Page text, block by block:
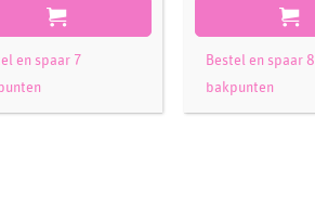
en spaar 7
Bestel en spaar 8
bakpunten